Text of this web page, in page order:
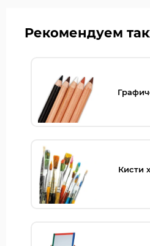
Рекомендуем
Кисти